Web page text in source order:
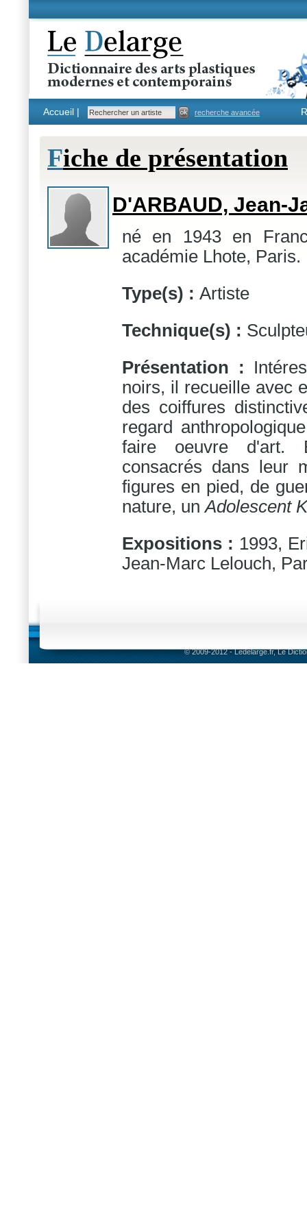
Accueil | recherche avancée
Fiche de présentation
D'ARBAUD, Jean-
né en 1943 en
académie Lhote, Paris.
Type(s) : Artiste
Technique(s) :
Présentation :
noirs, il recueille avec
des coiffures
regard
faire oeuvre d'art.
consacrés dans leur
figures en pied, de
nature, unAdolescent
Expositions : 1993,
Jean-Marc Lelouch,
© 2009-2012 - Ledelarge.fr, Le